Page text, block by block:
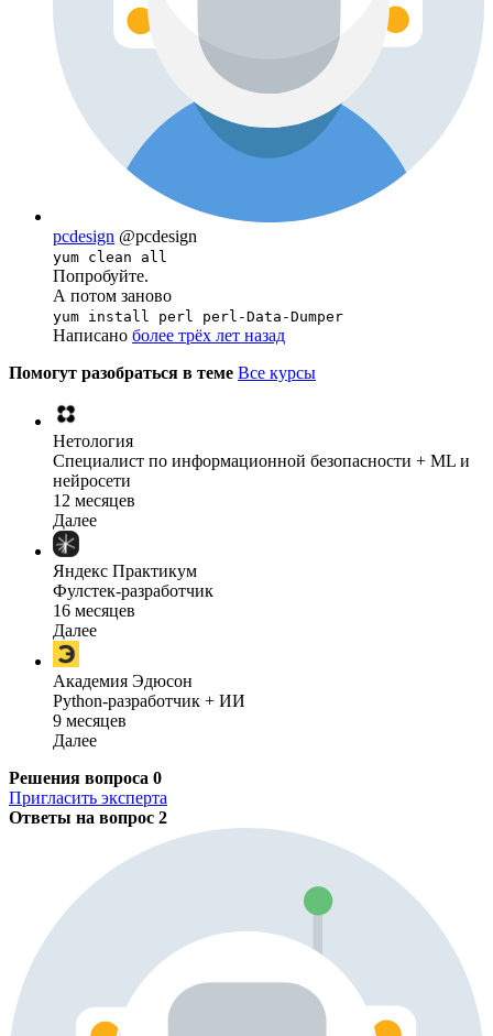
pcdesign @pcdesign
yum clean all
Попробуйте.
А потом заново
yum install perl perl-Data-Dumper
Написано более трёх лет назад
Помогут разобраться в теме Все курсы
Нетология
Специалист по информационной безопасности + ML и
нейросети
12 месяцев
Далее
Яндекс Практикум
Фулстек-разработчик
16 месяцев
Далее
Академия Эдюсон
Python-разработчик + ИИ
9 месяцев
Далее
Решения вопроса 0
Пригласить эксперта
Ответы на вопрос 2